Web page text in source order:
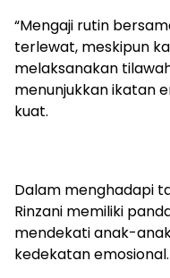
“Mengaji rutin
terlewat, meskipun
melaksanakan
menunjukkan ikatan
kuat.
Dalam menghadapi
Rinzani memiliki
mendekati anak-
kedekatan emosional.